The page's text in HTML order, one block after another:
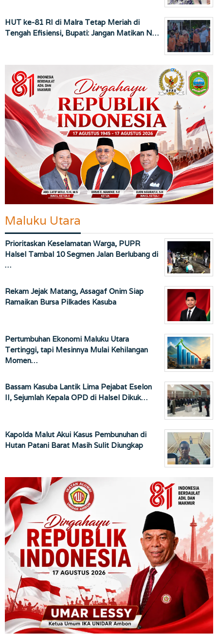
HUT ke-81 RI di Malra Tetap Meriah di
Tengah Efisiensi, Bupati: Jangan Matikan N…
Maluku Utara
Prioritaskan Keselamatan Warga, PUPR
Halsel Tambal 10 Segmen Jalan Berlubang di
…
Rekam Jejak Matang, Assagaf Onim Siap
Ramaikan Bursa Pilkades Kasuba
Pertumbuhan Ekonomi Maluku Utara
Tertinggi, tapi Mesinnya Mulai Kehilangan
Momen…
Bassam Kasuba Lantik Lima Pejabat Eselon
II, Sejumlah Kepala OPD di Halsel Dikuk…
Kapolda Malut Akui Kasus Pembunuhan di
Hutan Patani Barat Masih Sulit Diungkap